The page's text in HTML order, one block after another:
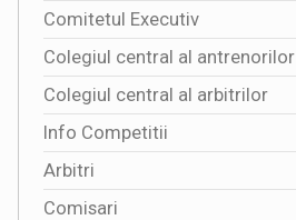
Comitetul Executiv
Colegiul central al antrenorilor
Colegiul central al arbitrilor
Info Competitii
Arbitri
Comisari